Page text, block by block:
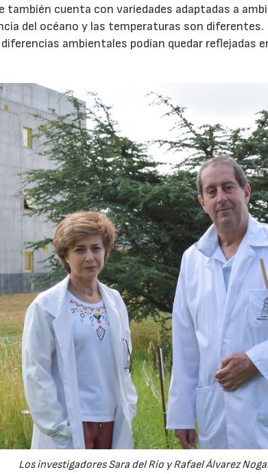
también cuenta con variedades adaptadas a
del océano y las temperaturas son diferentes.
ambientales podían quedar reflejadas
Los investigadores Sara del Río y Rafael Álvarez